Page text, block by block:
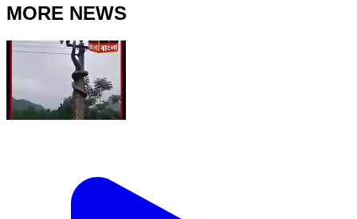
MORE NEWS